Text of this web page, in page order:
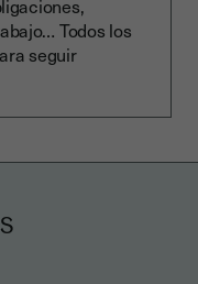
Todos los
seguir